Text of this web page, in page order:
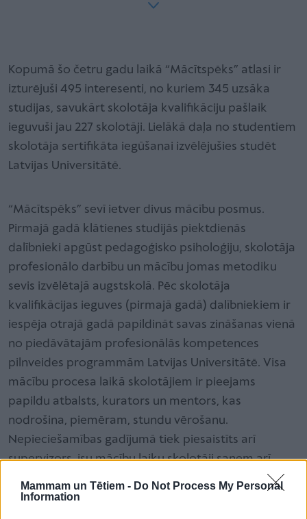
Mammam un Tētiem - Do Not Process My Personal
Information
Kopumā šo četru gadu laikā “Mācītspēks” atlasi ir
izturējuši 495 interesenti, no kuriem 345 uzsāka
studijas, savukārt skolotāja kvalifikāciju pašlaik
ieguvuši jau 227 skolotāji. Lielākā daļa no studentiem
skolotāja sertifikāta iegūšanai izvēlējušies studēt
Latvijas Universitātē.
“Mācītspēks” sevī ietver divus mācību posmus.
Pirmajā gadā klātienes studijās piektdienās
dalībnieki apgūst pedagoģisko psiholoģiju, skolotāja
profesionālo darbību un mācību jomas metodiku
sevis izvēlētajā augstskolā. Pēc skolotāja
kvalifikācijas ieguves (pirmajā gadā) dalībniekiem ir
iespēja otrajā gadā papildināt savas zināšanas vienā
no piedāvātajām profesionālās kompetences
pilnveides programmām Latvijas Universitātē. Visa
mācību procesa laikā skolotājiem ir pieejams
papildu atbalsts, kurators un mentors, kas
nodrošina, piemēram, stundu vērošanu.
Nepieciešamības gadījumā tiek piesaistīts arī
supervizors. isu mācību laiku skolotāji saņem arī
sekmīgi pabeigtu mācības.